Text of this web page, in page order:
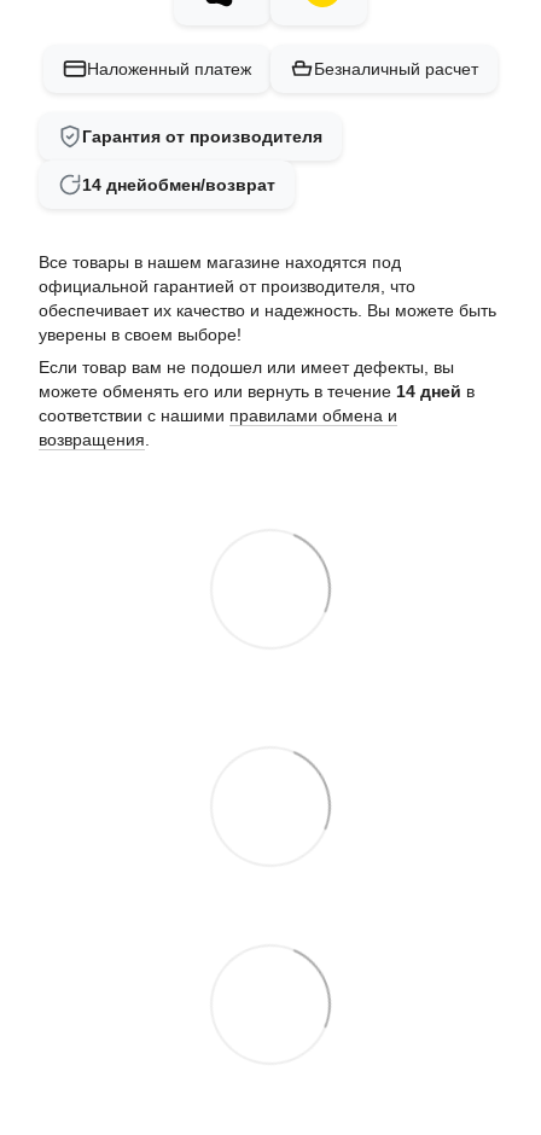
Наложенный платеж Безналичный расчет
Гарантия от производителя
14 днейобмен/возврат
Все товары в нашем магазине находятся под
официальной гарантией от производителя, что
обеспечивает их качество и надежность. Вы можете быть
уверены в своем выборе!
Если товар вам не подошел или имеет дефекты, вы
можете обменять его или вернуть в течение 14 дней в
соответствии с нашими правилами обмена и
возвращения